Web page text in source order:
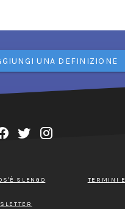
UNA DEFINIZIONE
SLENGO TERMINI